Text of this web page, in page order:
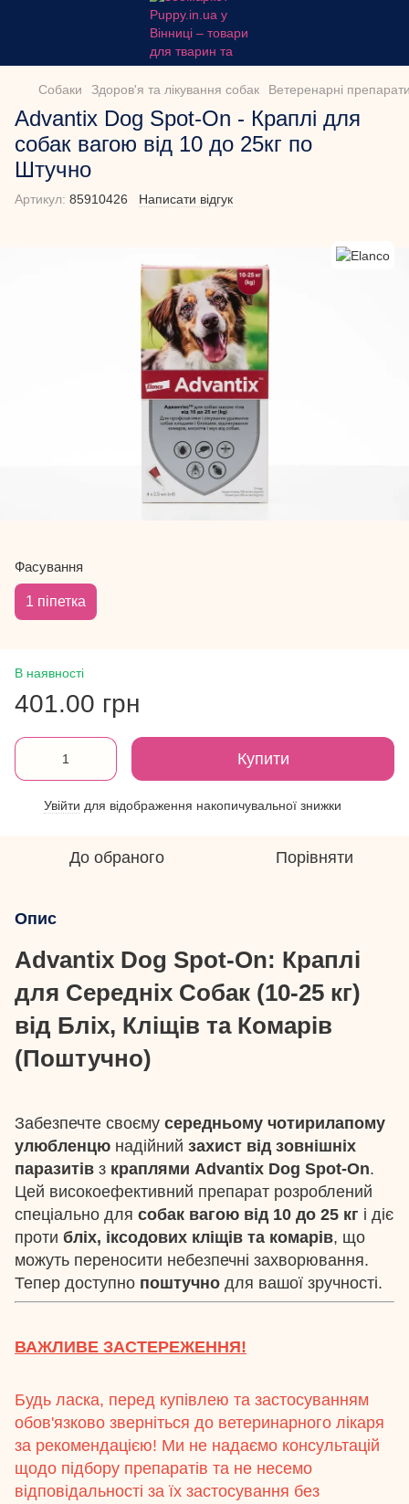
Собаки Здоров'я та лікування собак Ветеренарні
Advantix Dog Spot-On - Краплі для
собак вагою від 10 до 25кг по
Штучно
Артикул: 85910426 Написати відгук
Фасування
1 піпетка
В наявності
401.00 грн
Купити
Увійти для відображення накопичувальної знижки
До обраного Порівняти
Опис
Advantix Dog Spot-On: Краплі
для Середніх Собак (10-25 кг)
від Бліх, Кліщів та Комарів
(Поштучно)
Забезпечте своєму середньому чотирилапому
улюбленцю надійний захист від зовнішніх
паразитів з краплями Advantix Dog Spot-On.
Цей високоефективний препарат розроблений
спеціально для собак вагою від 10 до 25 кг і діє
проти бліх, іксодових кліщів та комарів, що
можуть переносити небезпечні захворювання.
Тепер доступно поштучно для вашої зручності.
ВАЖЛИВЕ ЗАСТЕРЕЖЕННЯ!
Будь ласка, перед купівлею та застосуванням
обов'язково зверніться до ветеринарного лікаря
за рекомендацією! Ми не надаємо консультацій
щодо підбору препаратів та не несемо
відповідальності за їх застосування без